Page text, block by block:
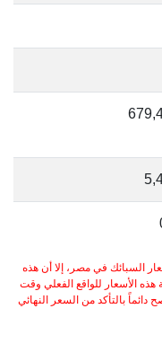
السبائك في مصر، إلا أن هذه
الأسعار للواقع الفعلي وقت
بالتأكد من السعر النهائي